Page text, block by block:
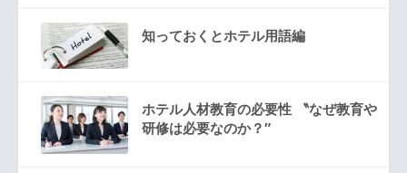
知っておくとホテル用語編
ホテル人材教育の必要性 〝なぜ教育や
研修は必要なのか？″